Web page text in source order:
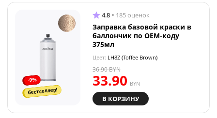
-9%
бестселлер!
4.8 185 оценок
Заправка базовой краски в
баллончик по OEM-коду
375мл
Цвет: LH8Z (Toffee Brown)
33.90 BYN
36.90BYN
В КОРЗИНУ